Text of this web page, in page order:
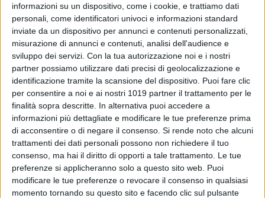
informazioni su un dispositivo, come i cookie, e trattiamo dati
personali, come identificatori univoci e informazioni standard
inviate da un dispositivo per annunci e contenuti personalizzati,
misurazione di annunci e contenuti, analisi dell'audience e
sviluppo dei servizi. Con la tua autorizzazione noi e i nostri
partner possiamo utilizzare dati precisi di geolocalizzazione e
identificazione tramite la scansione del dispositivo. Puoi fare clic
per consentire a noi e ai nostri 1019 partner il trattamento per le
finalità sopra descritte. In alternativa puoi accedere a
informazioni più dettagliate e modificare le tue preferenze prima
di acconsentire o di negare il consenso. Si rende noto che alcuni
trattamenti dei dati personali possono non richiedere il tuo
consenso, ma hai il diritto di opporti a tale trattamento. Le tue
preferenze si applicheranno solo a questo sito web. Puoi
modificare le tue preferenze o revocare il consenso in qualsiasi
momento tornando su questo sito e facendo clic sul pulsante
Articoli recenti
dell’imprevisto: la
ricetta della
famosa zuppa blu
di Bridget Jones
di Emanuela Giuliani
Hope: il trailer
italiano svela il
thriller sci-fi di Na
Hong-Jin
di La Redazione